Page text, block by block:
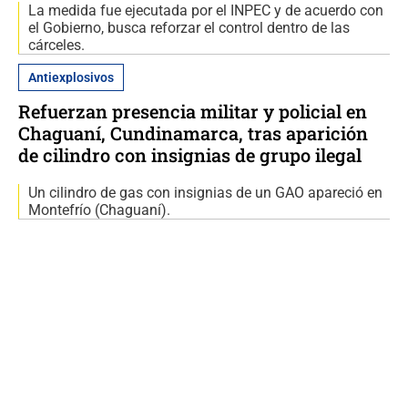
La medida fue ejecutada por el INPEC y de acuerdo con
el Gobierno, busca reforzar el control dentro de las
cárceles.
Antiexplosivos
Refuerzan presencia militar y policial en
Chaguaní, Cundinamarca, tras aparición
de cilindro con insignias de grupo ilegal
Un cilindro de gas con insignias de un GAO apareció en
Montefrío (Chaguaní).